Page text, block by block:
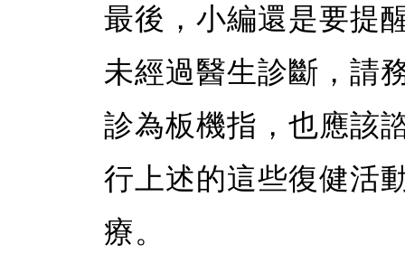
最後，小編還是要提
未經過醫生診斷，請
診為板機指，也應該
行上述的這些復健活
療。